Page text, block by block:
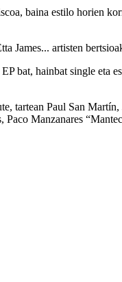
baina estilo horien
James... artisten
bat, hainbat single eta
tartean Paul San
Manzanares